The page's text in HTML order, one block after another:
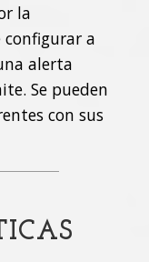
la
a
alerta
Se pueden
con sus